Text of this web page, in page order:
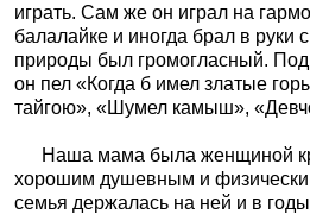
играть. Сам же он играл на
балалайке и иногда брал в руки
природы был громогласный.
он пел «Когда б имел златые
тайгою», «Шумел камыш»,
Наша мама была женщиной
хорошим душевным и
семья держалась на ней и в